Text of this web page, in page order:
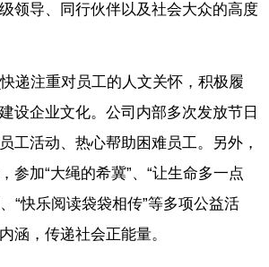
领导、同行伙伴以及社会大众的高度
递注重对员工的人文关怀，积极履
设企业文化。公司内部多次发放节日
工活动、热心帮助困难员工。另外，
参加“大绳的希冀”、“让生命多一点
“快乐阅读袋袋相传”等多项公益活
涵，传递社会正能量。